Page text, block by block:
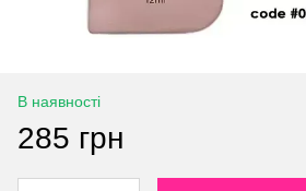
В наявності
285 грн